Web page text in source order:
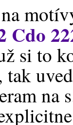
Cdo
si to
tak
na